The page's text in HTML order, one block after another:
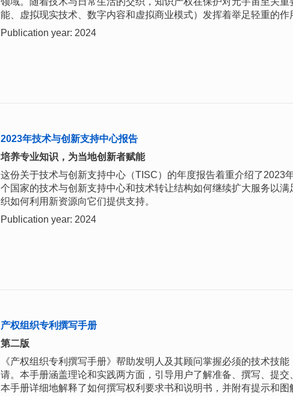
能、虚拟现实技术、数字内容和虚拟商业模式）发挥着举足轻重的作
Publication year: 2024
2023年技术与创新支持中心报告
培养专业知识，为当地创新者赋能
这份关于技术与创新支持中心（TISC）的年度报告着重介绍了2023
个国家的技术与创新支持中心和技术转让结构如何继续扩大服务以
织如何利用新资源向它们提供支持。
Publication year: 2024
产权组织专利撰写手册
第二版
《产权组织专利撰写手册》帮助发明人及其顾问掌握必须的技术技
请。本手册涵盖理论和实践两方面，引导用户了解准备、撰写、提交
本手册详细地解释了如何撰写权利要求书和说明书，并附有提示和图